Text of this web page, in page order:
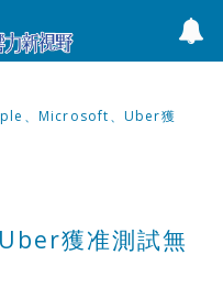
、Microsoft、Uber獲
獲准測試無